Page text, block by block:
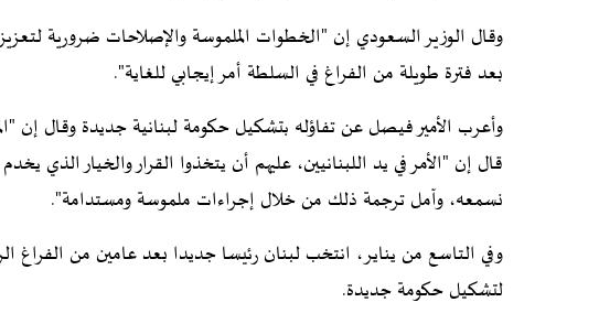
وقال الوزير السعودي إن "الخطوات الملموسة والإصلاحات ضرورية
بعد فترة طويلة من الفراغ في السلطة أمر إيجابي للغاية".
وأعرب الأمير فيصل عن تفاؤله بتشكيل حكومة لبنانية جديدة وقال إن
قال إن "الأمر في يد اللبنانيين، عليهم أن يتخذوا القرار والخيار الذي
نسمعه، وآمل ترجمة ذلك من خلال إجراءات ملموسة ومستدامة".
وفي التاسع من يناير، انتخب لبنان رئيسا جديدا بعد عامين من الفراغ
لتشكيل حكومة جديدة.